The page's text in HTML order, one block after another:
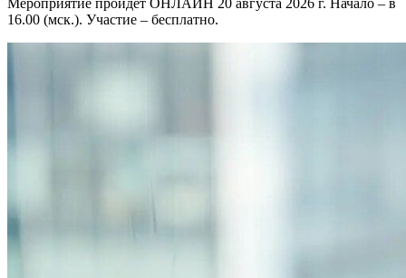
16.00 (мск.). Участие – бесплатно.